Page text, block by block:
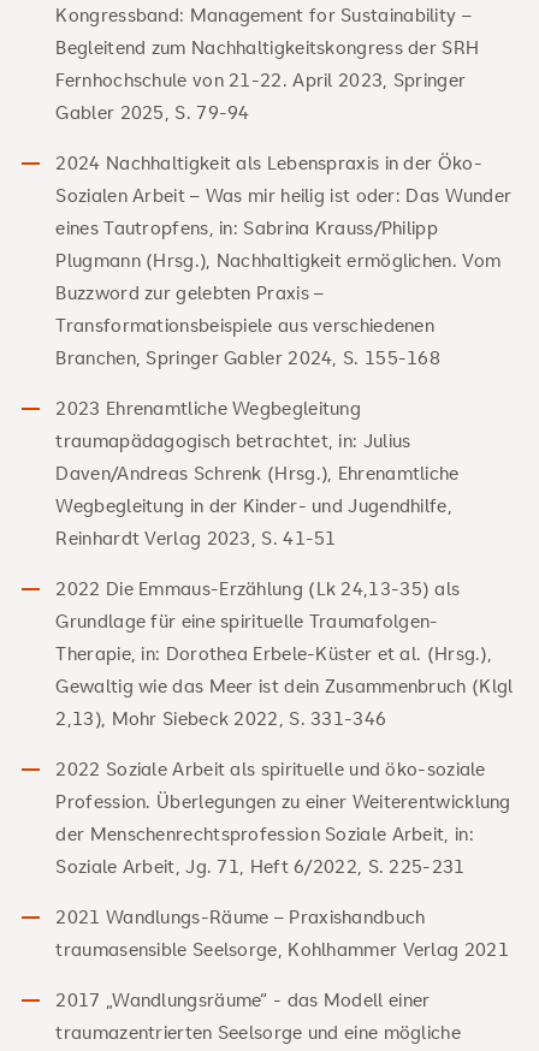
Kongressband: Management for Sustainability –
Begleitend zum Nachhaltigkeitskongress der SRH
Fernhochschule von 21-22. April 2023, Springer
Gabler 2025, S. 79-94
2024 Nachhaltigkeit als Lebenspraxis in der Öko-
Sozialen Arbeit – Was mir heilig ist oder: Das Wunder
eines Tautropfens, in: Sabrina Krauss/Philipp
Plugmann (Hrsg.), Nachhaltigkeit ermöglichen. Vom
Buzzword zur gelebten Praxis –
Transformationsbeispiele aus verschiedenen
Branchen, Springer Gabler 2024, S. 155-168
2023 Ehrenamtliche Wegbegleitung
traumapädagogisch betrachtet, in: Julius
Daven/Andreas Schrenk (Hrsg.), Ehrenamtliche
Wegbegleitung in der Kinder- und Jugendhilfe,
Reinhardt Verlag 2023, S. 41-51
2022 Die Emmaus-Erzählung (Lk 24,13-35) als
Grundlage für eine spirituelle Traumafolgen-
Therapie, in: Dorothea Erbele-Küster et al. (Hrsg.),
Gewaltig wie das Meer ist dein Zusammenbruch (Klgl
2,13), Mohr Siebeck 2022, S. 331-346
2022 Soziale Arbeit als spirituelle und öko-soziale
Profession. Überlegungen zu einer Weiterentwicklung
der Menschenrechtsprofession Soziale Arbeit, in:
Soziale Arbeit, Jg. 71, Heft 6/2022, S. 225-231
2021 Wandlungs-Räume – Praxishandbuch
traumasensible Seelsorge, Kohlhammer Verlag 2021
2017 „Wandlungsräume“ - das Modell einer
traumazentrierten Seelsorge und eine mögliche